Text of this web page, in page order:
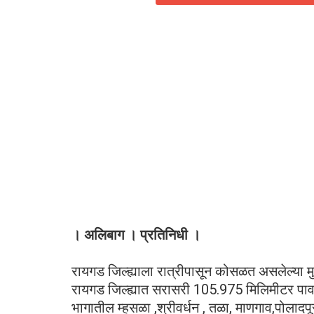
। अलिबाग । प्रतिनिधी ।
रायगड जिल्ह्याला रात्रीपासून कोसळत असलेल्या
रायगड जिल्ह्यात सरासरी 105.975 मिलिमीटर
भागातील म्हसळा ,श्रीवर्धन , तळा,